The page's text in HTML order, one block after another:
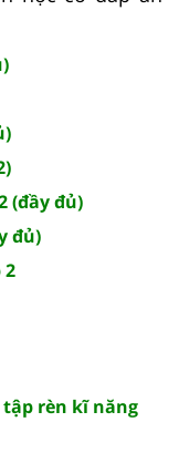
(đầy đủ)
đủ)
2
tập rèn kĩ năng